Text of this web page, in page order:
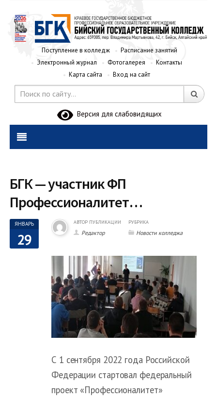
Поступление в колледж
Расписание занятий
Электронный журнал
Фотогалерея
Контакты
Карта сайта
Вход на сайт
Версия для слабовидящих
БГК — участник ФП
Профессионалитет…
ЯНВАРЬ
29
АВТОР ПУБЛИКАЦИИ
Редактор
РУБРИКА
Новости колледжа
С 1 сентября 2022 года Российской
Федерации стартовал федеральный
проект «Профессионалитет»